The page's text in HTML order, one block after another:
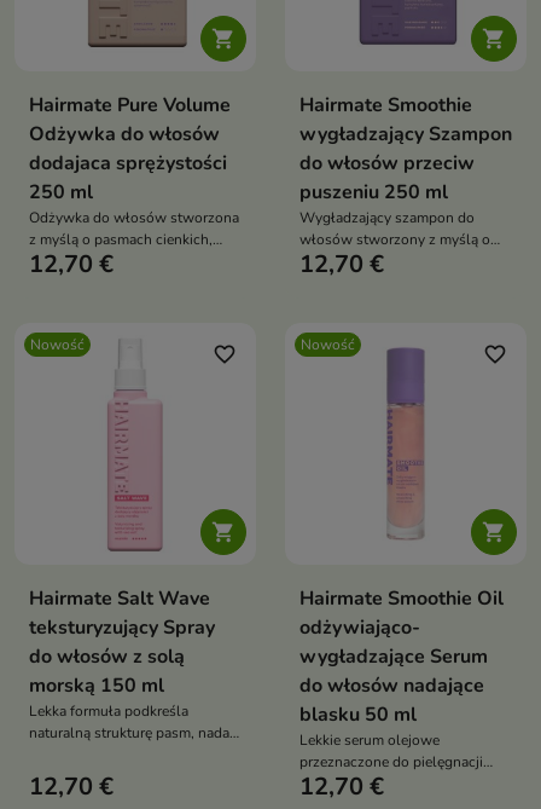

Hairmate Pure Volume
Odżywka do włosów
dodajaca sprężystości
250 ml
Odżywka do włosów stworzona
z myślą o pasmach cienkich,
delikatnych i pozbawionych
12,70 €

Hairmate Smoothie
wygładzający Szampon
do włosów przeciw
puszeniu 250 ml
Wygładzający szampon do
włosów stworzony z myślą o
pasmach niesfornych, suchych i
12,70 €
Nowość

favorite_border
Hairmate Salt Wave
teksturyzujący Spray
do włosów z solą
morską 150 ml
Lekka formuła podkreśla
naturalną strukturę pasm, nadaje
zapewnia swobodny, lekko
niedbały wygląd fryzury.
12,70 €
Nowość

favorite_border
Hairmate Smoothie Oil
odżywiająco-
wygładzające Serum
do włosów nadające
blasku 50 ml
Lekkie serum olejowe
przeznaczone do pielęgnacji
włosów wymagających
12,70 €